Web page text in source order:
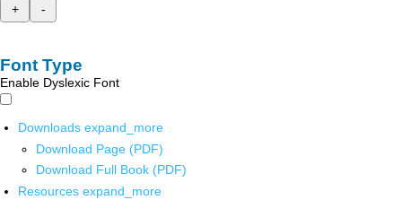
+
-
Font Type
Enable Dyslexic Font
Downloads expand_more
Download Page (PDF)
Download Full Book (PDF)
Resources expand_more